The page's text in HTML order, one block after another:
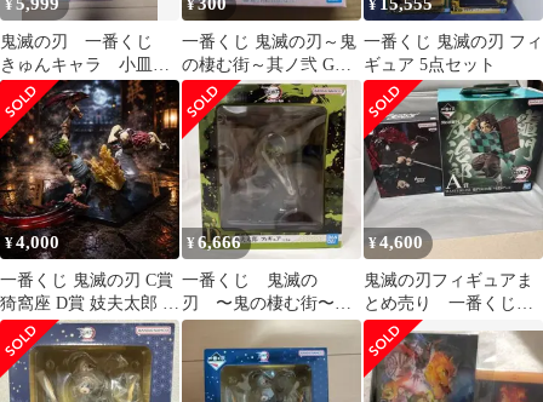
¥
鬼滅の刃 一番くじ
きゅんキャラ 小皿
まとめ売り
¥
一番くじ 鬼滅の刃～鬼
の棲む街～其ノ弐 G賞
小皿 伊之助
¥
一番くじ 鬼滅の刃 フィ
ギュア 5点セット
¥4,000
一番くじ 鬼滅の刃 C賞
猗窩座 D賞 妓夫太郎 フ
ィギュア 2体
¥6,666
一番くじ 鬼滅の
刃 〜鬼の棲む街〜
其ノ弐 D賞 妓夫太
郎 フィギュア 未開
封品
¥4,600
鬼滅の刃フィギュアま
とめ売り 一番くじA
賞 炭治郎 鬼の棲む
街